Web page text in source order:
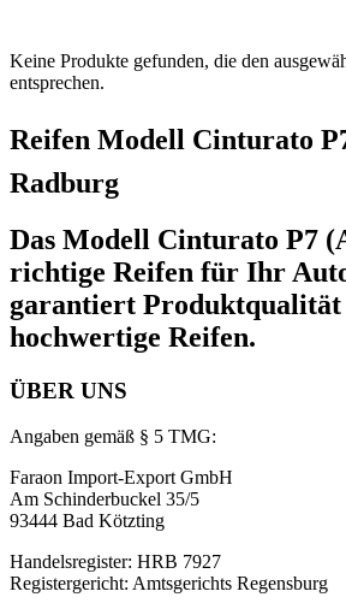
Keine Produkte gefunden, die den
entsprechen.
Reifen Modell Cinturato
Radburg
Das Modell Cinturato P7
richtige Reifen für Ihr
garantiert Produktqualität
hochwertige Reifen.
ÜBER UNS
Angaben gemäß § 5 TMG:
Faraon Import-Export GmbH
Am Schinderbuckel 35/5
93444 Bad Kötzting
Handelsregister: HRB 7927
Registergericht: Amtsgerichts Regensburg